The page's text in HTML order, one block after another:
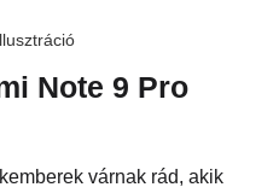
Note 9 Pro
várnak rád, akik